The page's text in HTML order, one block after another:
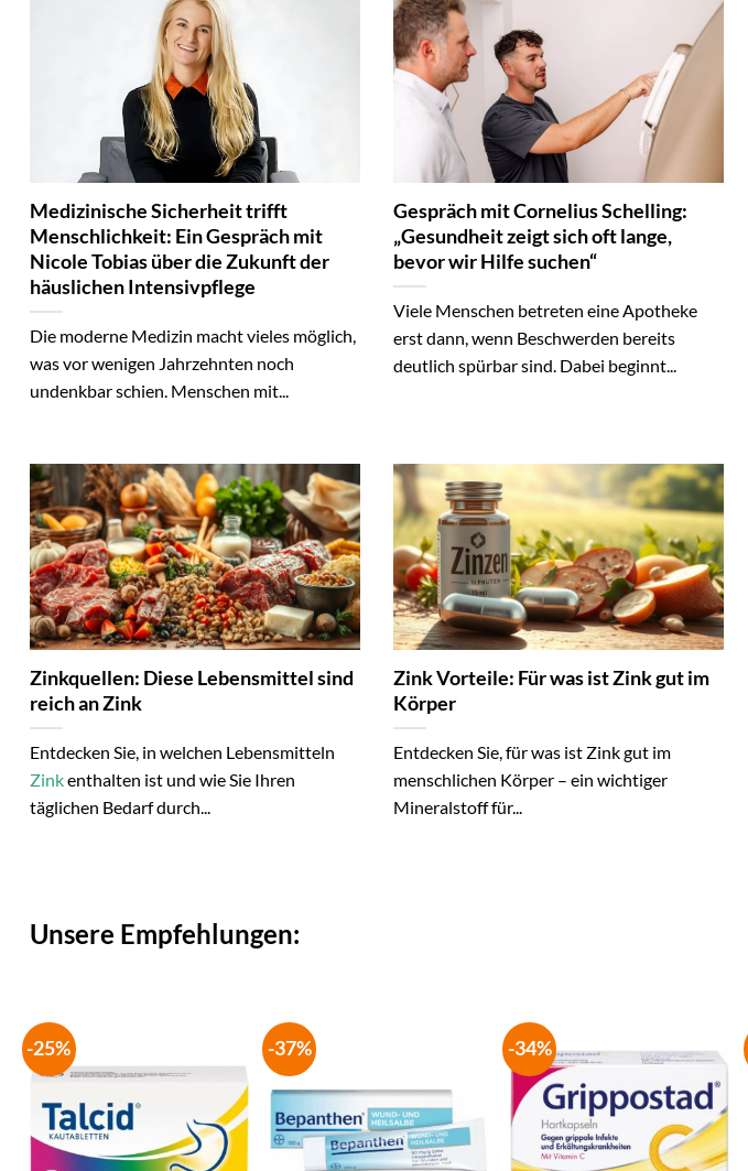
Medizinische Sicherheit trifft
Menschlichkeit: Ein Gespräch mit
Nicole Tobias über die Zukunft der
häuslichen Intensivpflege
Die moderne Medizin macht vieles möglich,
was vor wenigen Jahrzehnten noch
undenkbar schien. Menschen mit...
Gespräch mit Cornelius Schelling:
„Gesundheit zeigt sich oft lange,
bevor wir Hilfe suchen“
Viele Menschen betreten eine Apotheke
erst dann, wenn Beschwerden bereits
deutlich spürbar sind. Dabei beginnt...
Zinkquellen: Diese Lebensmittel sind
reich an Zink
Entdecken Sie, in welchen Lebensmitteln
Zinkenthalten ist und wie Sie Ihren
täglichen Bedarf durch...
Zink Vorteile: Für was ist Zink gut im
Körper
Entdecken Sie, für was ist Zink gut im
menschlichen Körper – ein wichtiger
Mineralstoff für...
Unsere Empfehlungen:
-25% -37% -34%